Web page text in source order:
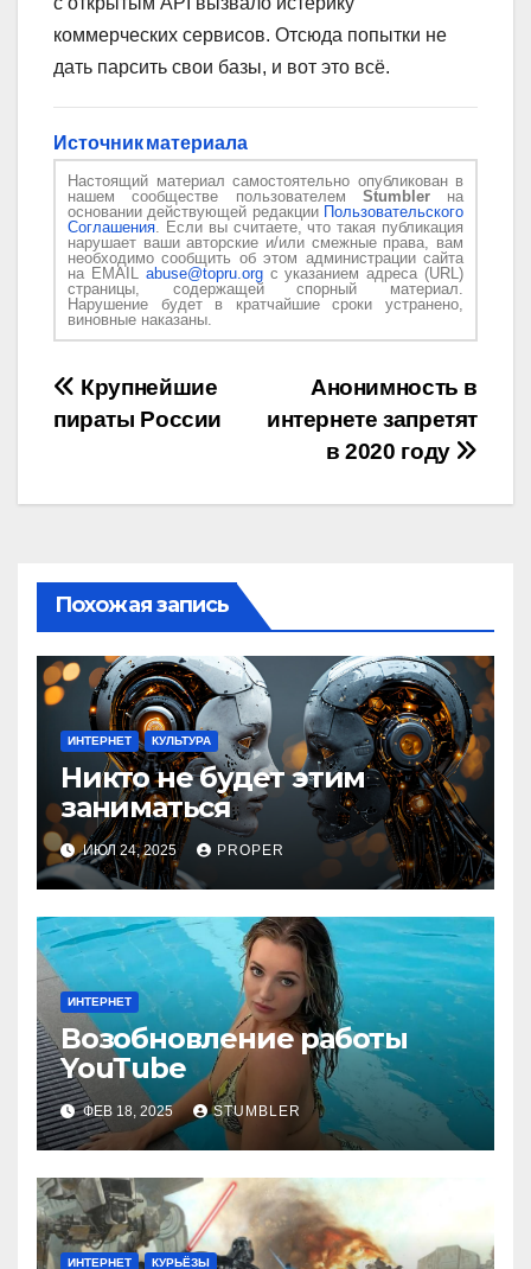
коммерческих сервисов. Отсюда попытки не
дать парсить свои базы, и вот это всё.
Источник материала
Настоящий материал самостоятельно опубликован в
нашем сообществе пользователем Stumblerна
основании действующей редакции Пользовательского
Соглашения. Если вы считаете, что такая публикация
нарушает ваши авторские и/или смежные права, вам
необходимо сообщить об этом администрации сайта
на EMAIL abuse@topru.orgс указанием адреса (URL)
страницы, содержащей спорный материал.
Нарушение будет в кратчайшие сроки устранено,
виновные наказаны.
Навигация
по
записям
Анонимность в
интернете запретят
в 2020 году
Крупнейшие
пираты России
Похожая запись
ИНТЕРНЕТ КУЛЬТУРА
Никто не будет этим
заниматься
ИЮЛ 24, 2025 PROPER
ИНТЕРНЕТ
Возобновление работы
YouТube
ФЕВ 18, 2025 STUMBLER
ИНТЕРНЕТ КУРЬЁЗЫ